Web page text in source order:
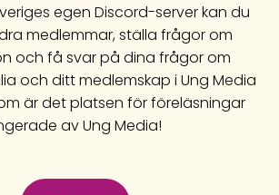
egen Discord-server kan du
medlemmar, ställa frågor om
och få svar på dina frågor om
och ditt medlemskap i Ung Media
är det platsen för föreläsningar
av Ung Media!